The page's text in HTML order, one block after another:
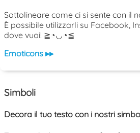
Sottolineare come ci si sente con il
È possibile utilizzarli su Facebook,
dove vuoi! ≧◔◡◔≦
Emoticons ▸▸
Simboli
Decora il tuo testo con i nostri